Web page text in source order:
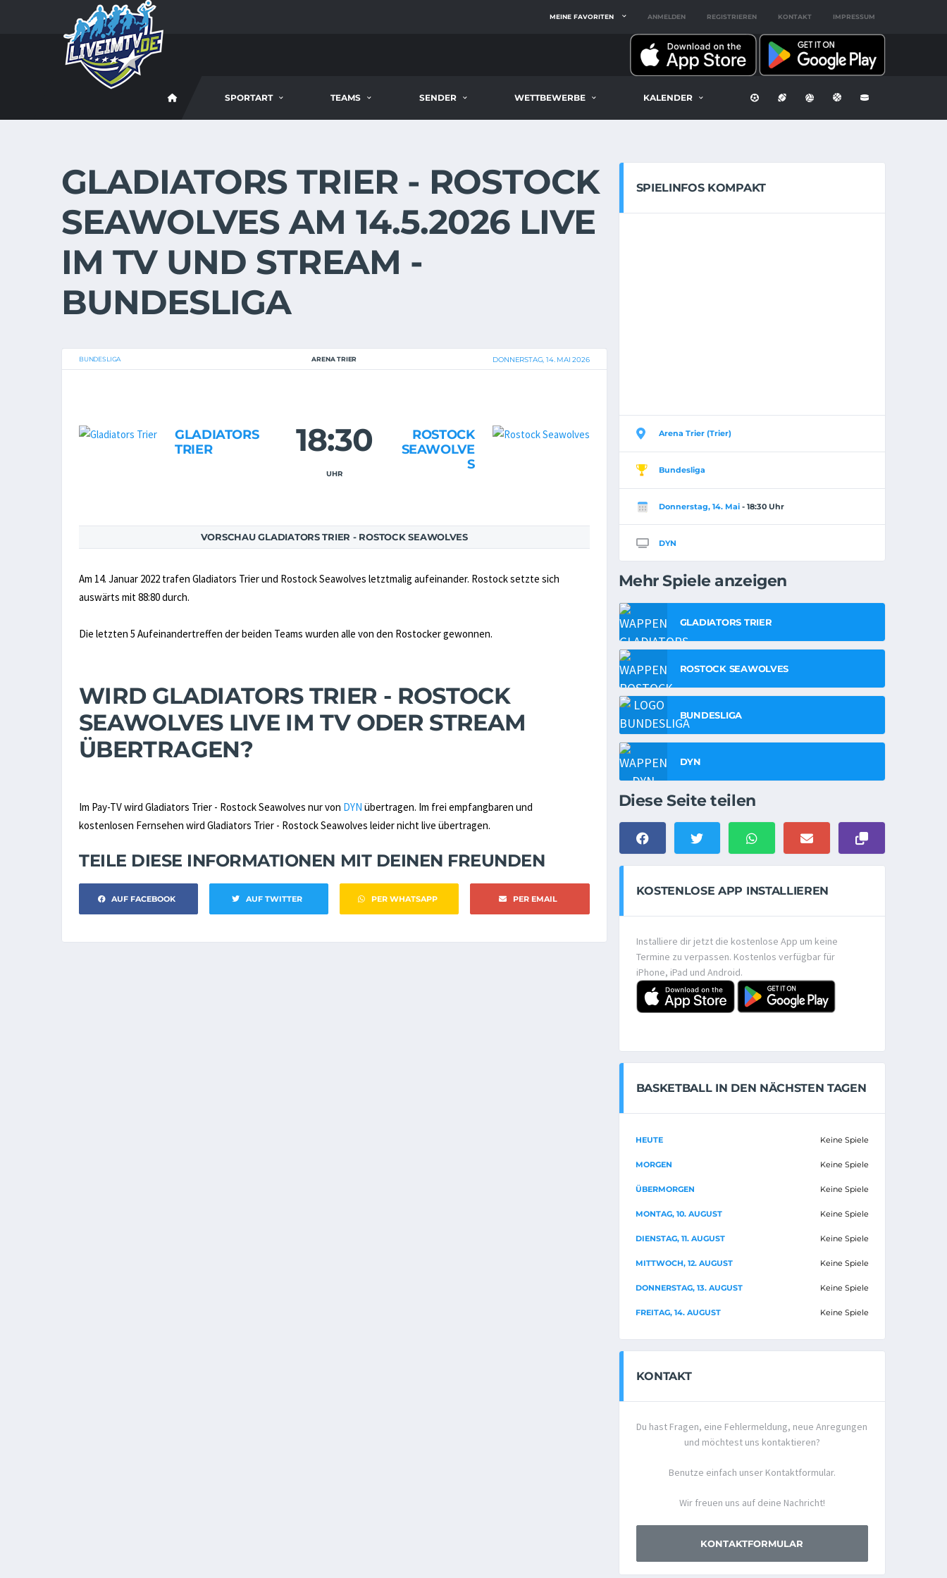
MEINE FAVORITEN ANMELDEN REGISTRIEREN KONTAKT IMPRESSUM
SPORTART TEAMS SENDER WETTBEWERBE KALENDER
GLADIATORS TRIER - ROSTOCK
SEAWOLVES AM 14.5.2026 LIVE
IM TV UND STREAM -
BUNDESLIGA
BUNDESLIGA ARENA TRIER DONNERSTAG, 14. MAI 2026
GLADIATORS
TRIER
18:30
UHR
ROSTOCK
SEAWOLVE
S
VORSCHAU GLADIATORS TRIER - ROSTOCK SEAWOLVES
Am 14. Januar 2022 trafen Gladiators Trier und Rostock Seawolves letztmalig aufeinander. Rostock setzte sich
auswärts mit 88:80 durch.
Die letzten 5 Aufeinandertreffen der beiden Teams wurden alle von den Rostocker gewonnen.
WIRD GLADIATORS TRIER - ROSTOCK
SEAWOLVES LIVE IM TV ODER STREAM
ÜBERTRAGEN?
Im Pay-TV wird Gladiators Trier - Rostock Seawolves nur von DYN übertragen. Im frei empfangbaren und
kostenlosen Fernsehen wird Gladiators Trier - Rostock Seawolves leider nicht live übertragen.
TEILE DIESE INFORMATIONEN MIT DEINEN FREUNDEN
AUF FACEBOOK AUF TWITTER PER WHATSAPP PER EMAIL
SPIELINFOS KOMPAKT
Arena Trier (Trier)
Bundesliga
Donnerstag, 14. Mai- 18:30 Uhr
DYN
Mehr Spiele anzeigen
GLADIATORS TRIER
ROSTOCK SEAWOLVES
BUNDESLIGA
DYN
Diese Seite teilen
KOSTENLOSE APP INSTALLIEREN
Installiere dir jetzt die kostenlose App um keine
Termine zu verpassen. Kostenlos verfügbar für
iPhone, iPad und Android.
BASKETBALL IN DEN NÄCHSTEN TAGEN
HEUTE Keine Spiele
MORGEN Keine Spiele
ÜBERMORGEN Keine Spiele
MONTAG, 10. AUGUST Keine Spiele
DIENSTAG, 11. AUGUST Keine Spiele
MITTWOCH, 12. AUGUST Keine Spiele
DONNERSTAG, 13. AUGUST Keine Spiele
FREITAG, 14. AUGUST Keine Spiele
KONTAKT
Du hast Fragen, eine Fehlermeldung, neue Anregungen
und möchtest uns kontaktieren?
Benutze einfach unser Kontaktformular.
Wir freuen uns auf deine Nachricht!
KONTAKTFORMULAR